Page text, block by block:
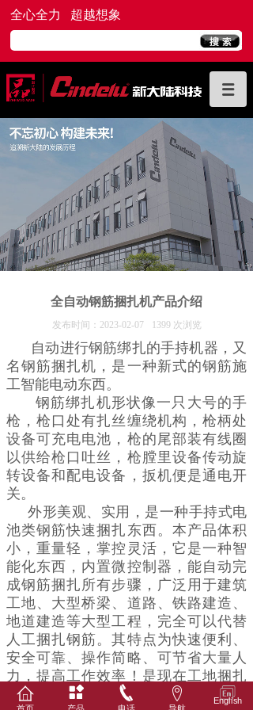
全心全力 超越想象
全自动钢筋捆扎机产品介绍
发布时间： 2023-02-07 1399 次浏览
自动进行钢筋绑扎的手持机器，又
名钢筋捆扎机，是一种新式的钢筋施
工智能电动东西。
钢筋绑扎机形状像一只大号的手
枪，枪口处有扎丝缠绕机构，枪柄处
设备可充电电池，枪的尾部装有线圈
以供给枪口吐丝，枪膛里设备传动旋
转设备和配电设备，扳机便是通电开
关。
外形美观、实用，是一种手持式电
池类钢筋快速捆扎东西。本产品体积
小，重量轻，掌控灵活，它是一种智
能化东西，内置微控制器，能自动完
成钢筋捆扎所有步骤，广泛用于建筑
工地、大型桥梁、道路、铁路建造、
地道建造等大型工程，完全可以代替
人工捆扎钢筋。其特点为快速便利、
安全可靠、操作简略、可节省大量人
力，提高工作效率！是现在工地捆扎
钢筋首选东西！
English